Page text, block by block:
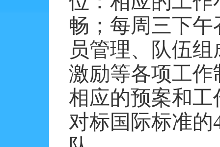
畅；每周三下
员管理、队伍
激励等各项工作
相应的预案和
对标国际标准的